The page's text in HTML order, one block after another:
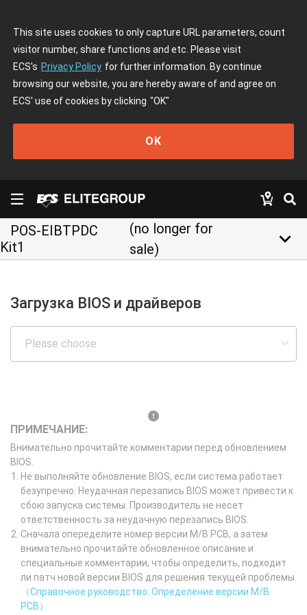
This site uses cookies to only capture URL parameters, count
visitor number, share functions and etc. Please visit
ECS's Privacy Policy for further information. By continue
browsing our website, you are hereby aware of and agree on
ECS' use of cookies by clicking "OK"
OK
POS-EIBTPDC
Kit1
(no longer for
sale)
keyboard_arrow_down
Загрузка BIOS и драйверов
ПРИМЕЧАНИЕ:
Внимательно прочитайте комментарии перед обновлением
BIOS.
Не выполняйте обновление BIOS, если система работает
безупречно. Неудачная перезапись BIOS может привести к
сбою запуска системы. Производитель не несет
ответственность за неудачную перезапись BIOS.
Сначала опеределите номер версии M/B PCB, а затем
внимательно прочитайте обновленное описание и
специальные комментарии, чтобы определить, подходит
ли патч новой версии BIOS для решения текущей проблемы.
（Справочное руководство: Определение версии M/B
PCB）